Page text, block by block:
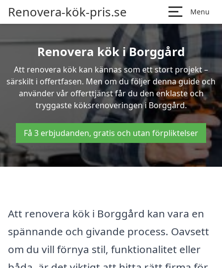
Renovera-kök-pris.se Menu
Renovera kök i Borggård
Att renovera kök kan kännas som ett stort projekt –
särskilt i offertfasen. Men om du följer denna guide och
använder vår offerttjänst får du den enklaste och
tryggaste köksrenoveringen i Borggård.
Få 3 erbjudanden, gratis och utan förpliktelser
Att renovera kök i Borggård kan vara en
spännande och givande process. Oavsett
om du vill förnya stil, funktionalitet eller